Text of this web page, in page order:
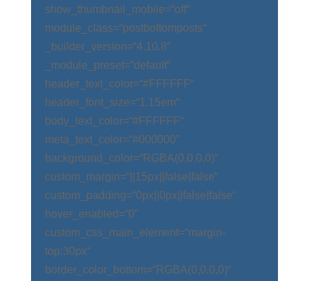
show_thumbnail_mobile=“off“
module_class=“postbottomposts“
_builder_version=“4.10.8″
_module_preset=“default“
header_text_color=“#FFFFFF“
header_font_size=“1.15em“
body_text_color=“#FFFFFF“
meta_text_color=“#000000″
background_color=“RGBA(0,0,0,0)“
custom_margin=“||15px||false|false“
custom_padding=“0px||0px||false|false“
hover_enabled=“0″
custom_css_main_element=“margin-
top:30px“
border_color_bottom=“RGBA(0,0,0,0)“